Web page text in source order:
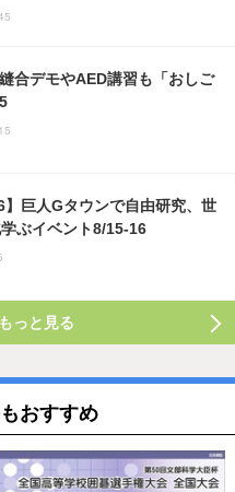
合デモやAED講習も「おしご
】巨人Gタウンで自由研究、世
ぶイベント8/15-16
っと見る
おすすめ